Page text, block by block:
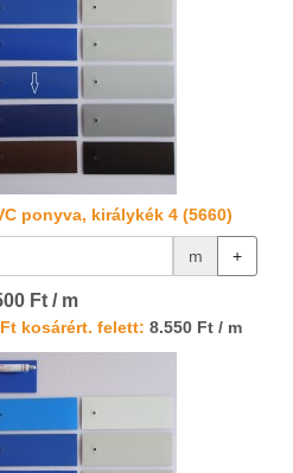
ponyva, királykék 4 (5660)
m +
Ft / m
kosárért. felett: 8.550 Ft / m